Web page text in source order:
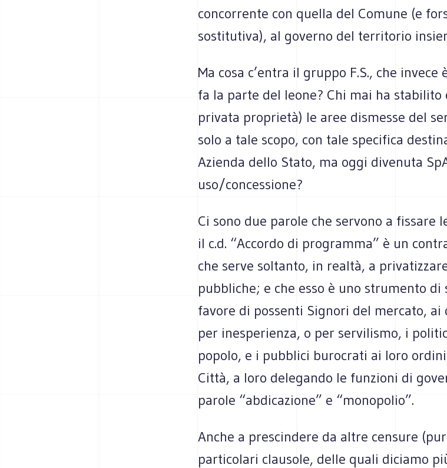
concorrente con quella del Comune (e
sostitutiva), al governo del territorio
Ma cosa c’entra il gruppo F.S., che invece
fa la parte del leone? Chi mai ha stabilito
privata proprietà) le aree dismesse del
solo a tale scopo, con tale specifica
Azienda dello Stato, ma oggi divenuta
uso/concessione?
Ci sono due parole che servono a fissare
il c.d. “Accordo di programma” è un
che serve soltanto, in realtà, a
pubbliche; e che esso è uno strumento di
favore di possenti Signori del mercato,
per inesperienza, o per servilismo, i
popolo, e i pubblici burocrati ai loro
Città, a loro delegando le funzioni di
parole “abdicazione” e “monopolio”.
Anche a prescindere da altre censure
particolari clausole, delle quali diciamo